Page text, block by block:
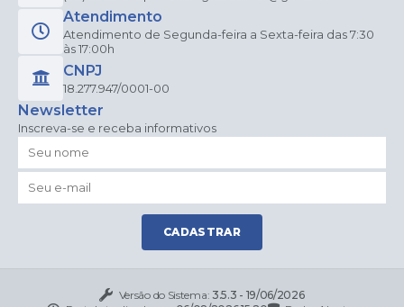
Atendimento
Atendimento de Segunda-feira a Sexta-feira das 7:30
às 17:00h
CNPJ
18.277.947/0001-00
Newsletter
Inscreva-se e receba informativos
CADASTRAR
Versão do Sistema: 3.5.3 - 19/06/2026